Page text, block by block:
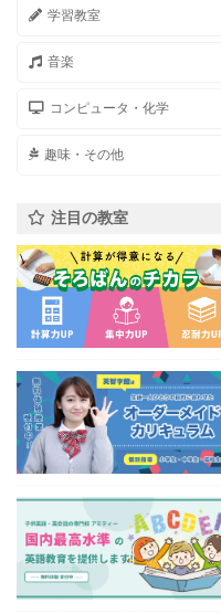
学習教室
音楽
コンピュータ・化学
趣味・その他
注目の教室